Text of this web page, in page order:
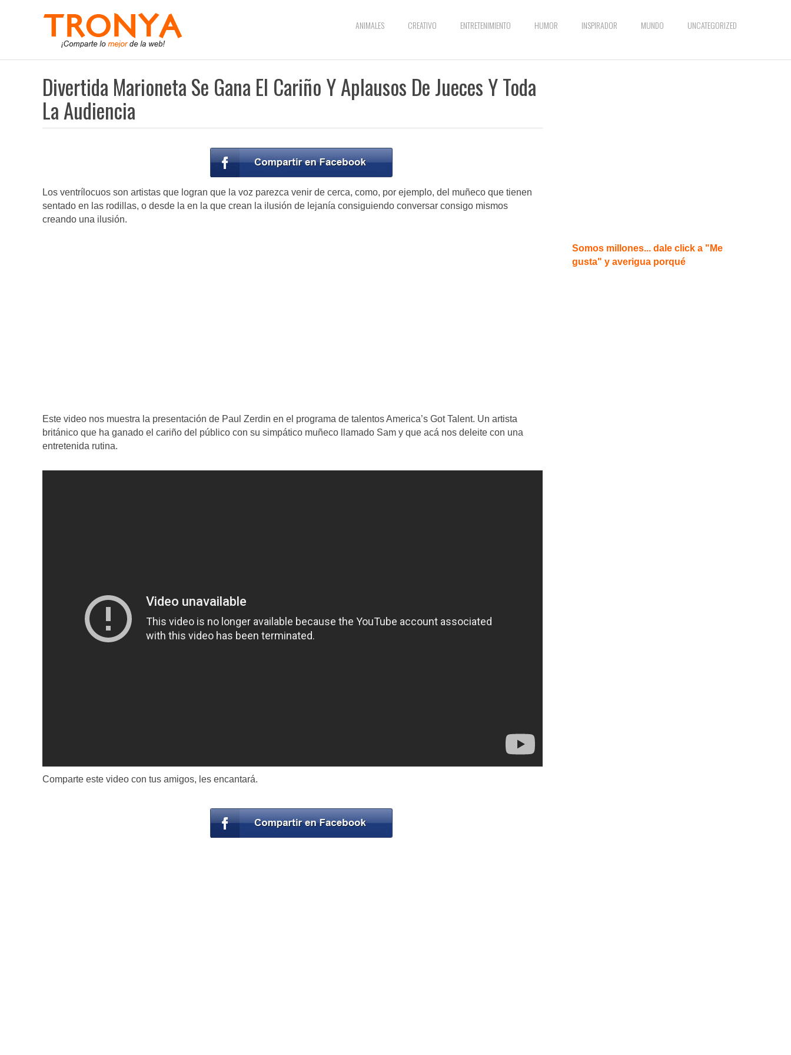
ANIMALES CREATIVO ENTRETENIMIENTO HUMOR INSPIRADOR MUNDO UNCATEGORIZED
Divertida Marioneta Se Gana El Cariño Y Aplausos De Jueces Y Toda
La Audiencia
Los ventrílocuos son artistas que logran que la voz parezca venir de cerca, como, por ejemplo, del muñeco que tienen
sentado en las rodillas, o desde la en la que crean la ilusión de lejanía consiguiendo conversar consigo mismos
creando una ilusión.
Este video nos muestra la presentación de Paul Zerdin en el programa de talentos America’s Got Talent. Un artista
británico que ha ganado el cariño del público con su simpático muñeco llamado Sam y que acá nos deleite con una
entretenida rutina.
Comparte este video con tus amigos, les encantará.
Somos millones... dale click a "Me
gusta" y averigua porqué